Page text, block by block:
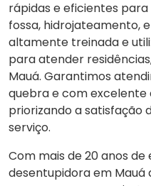
rápidas e eficientes
fossa, hidrojateamento,
altamente treinada e
para atender
Mauá. Garantimos
quebra e com
priorizando a satisfação
serviço.
Com mais de 20 anos
desentupidora em